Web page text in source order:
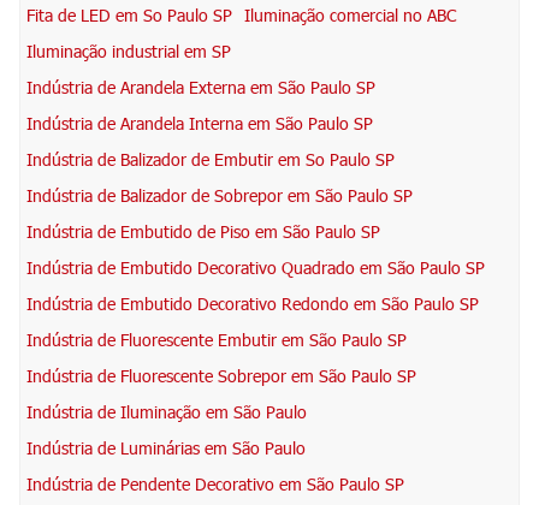
Fita de LED em So Paulo SP Iluminação comercial no ABC
Iluminação industrial em SP
Indústria de Arandela Externa em São Paulo SP
Indústria de Arandela Interna em São Paulo SP
Indústria de Balizador de Embutir em So Paulo SP
Indústria de Balizador de Sobrepor em São Paulo SP
Indústria de Embutido de Piso em São Paulo SP
Indústria de Embutido Decorativo Quadrado em São Paulo SP
Indústria de Embutido Decorativo Redondo em São Paulo SP
Indústria de Fluorescente Embutir em São Paulo SP
Indústria de Fluorescente Sobrepor em São Paulo SP
Indústria de Iluminação em São Paulo
Indústria de Luminárias em São Paulo
Indústria de Pendente Decorativo em São Paulo SP